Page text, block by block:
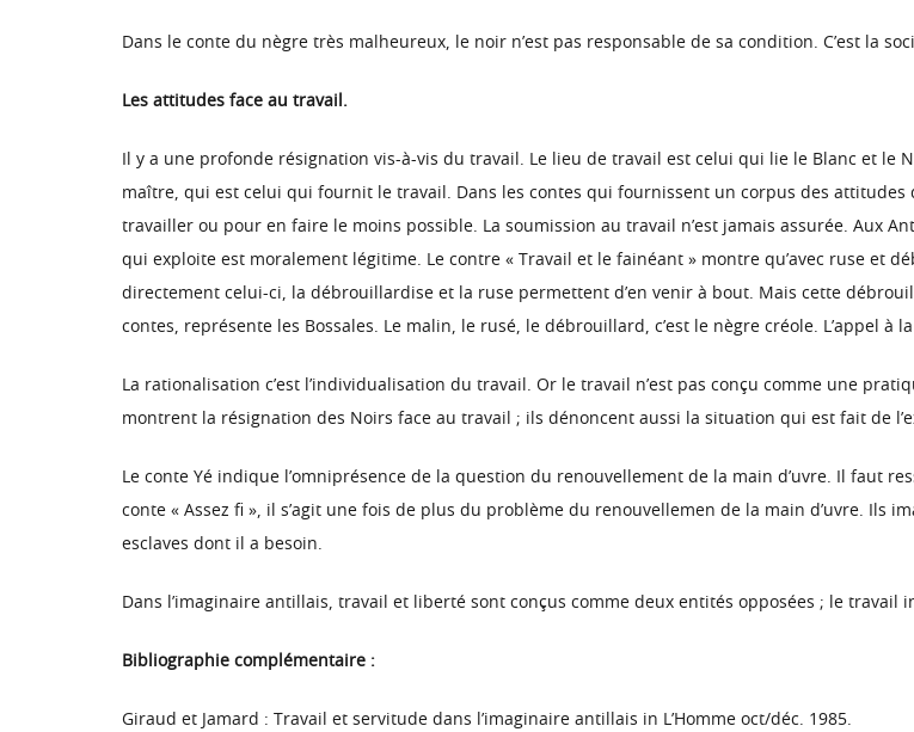
Dans le conte du nègre très malheureux, le noir n’est pas responsable de sa condition. C’est la
Les attitudes face au travail.
Il y a une profonde résignation vis-à-vis du travail. Le lieu de travail est celui qui lie le Blanc et
maître, qui est celui qui fournit le travail. Dans les contes qui fournissent un corpus des
travailler ou pour en faire le moins possible. La soumission au travail n’est jamais assurée. Aux
qui exploite est moralement légitime. Le contre « Travail et le fainéant » montre qu’avec ruse et
directement celui-ci, la débrouillardise et la ruse permettent d’en venir à bout. Mais cette
contes, représente les Bossales. Le malin, le rusé, le débrouillard, c’est le nègre créole. L’appel à
La rationalisation c’est l’individualisation du travail. Or le travail n’est pas conçu comme une
montrent la résignation des Noirs face au travail ; ils dénoncent aussi la situation qui est fait de
Le conte Yé indique l’omniprésence de la question du renouvellement de la main d’uvre. Il faut
conte « Assez fi », il s’agit une fois de plus du problème du renouvellemen de la main d’uvre.
esclaves dont il a besoin.
Dans l’imaginaire antillais, travail et liberté sont conçus comme deux entités opposées ; le travail
Bibliographie complémentaire :
Giraud et Jamard : Travail et servitude dans l’imaginaire antillais in L’Homme oct/déc. 1985.